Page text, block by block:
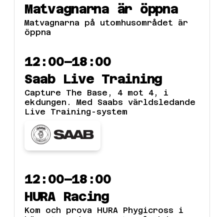
Matvagnarna är öppna
Matvagnarna på utomhusområdet är
öppna
12:00–18:00
Saab Live Training
Capture The Base, 4 mot 4, i
ekdungen. Med Saabs världsledande
Live Training-system
12:00–18:00
HURA Racing
Kom och prova HURA Phygicross i